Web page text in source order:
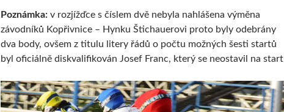
Poznámka:v rozjížďce s číslem dvě nebyla nahlášena výměna
závodníků Kopřivnice – Hynku Štichauerovi proto byly odebrány
dva body, ovšem z titulu litery řádů o počtu možných šesti startů
byl oficiálně diskvalifikován Josef Franc, který se neostavil na start